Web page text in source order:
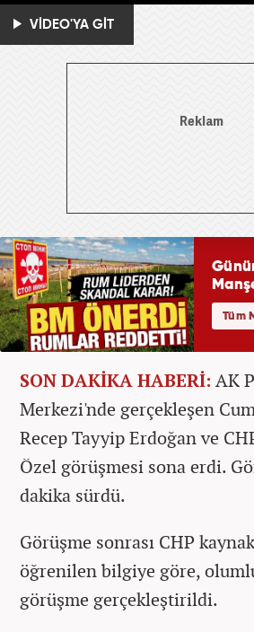
VİDEO'YA GİT
SON DAKİKA HABERİ: AK
Merkezi'nde gerçekleşen
Recep Tayyip Erdoğan ve
Özel görüşmesi sona erdi.
dakika sürdü.
Görüşme sonrası CHP
öğrenilen bilgiye göre,
görüşme gerçekleştirildi.